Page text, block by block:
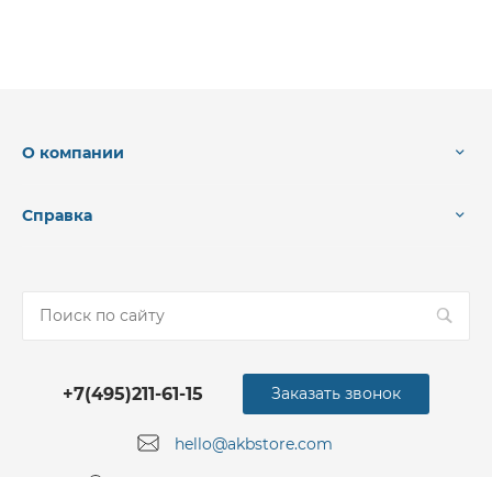
О компании
Справка
+7(495)211-61-15
hello@akbstore.com
Заказать звонок